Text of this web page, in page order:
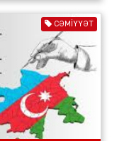
CƏMIYYƏT